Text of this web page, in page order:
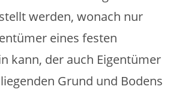
werden, wonach nur
eines festen
kann, der auch Eigentümer
Grund und Bodens